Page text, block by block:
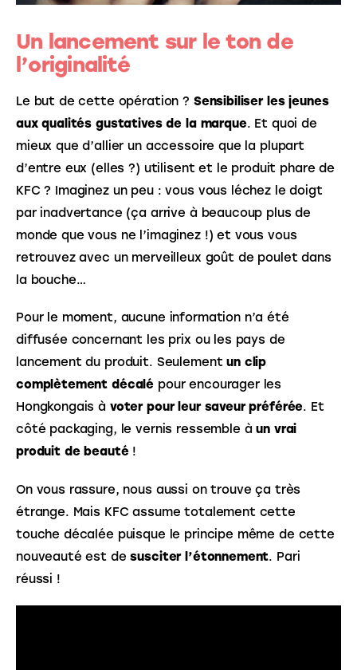
Un lancement sur le ton de
l’originalité
Le but de cette opération ? Sensibiliser les jeunes
aux qualités gustatives de la marque. Et quoi de
mieux que d’allier un accessoire que la plupart
d’entre eux (elles ?) utilisent et le produit phare de
KFC ? Imaginez un peu : vous vous léchez le doigt
par inadvertance (ça arrive à beaucoup plus de
monde que vous ne l’imaginez !) et vous vous
retrouvez avec un merveilleux goût de poulet dans
la bouche…
Pour le moment, aucune information n’a été
diffusée concernant les prix ou les pays de
lancement du produit. Seulement un clip
complètement décalé pour encourager les
Hongkongais à voter pour leur saveur préférée. Et
côté packaging, le vernis ressemble à un vrai
produit de beauté !
On vous rassure, nous aussi on trouve ça très
étrange. Mais KFC assume totalement cette
touche décalée puisque le principe même de cette
nouveauté est de susciter l’étonnement. Pari
réussi !